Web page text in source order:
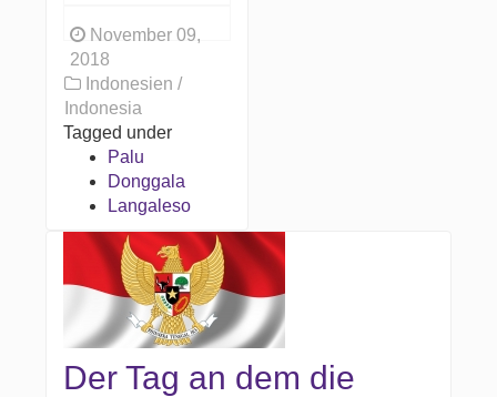
November 09,
2018
Indonesien /
Indonesia
Tagged under
Palu
Donggala
Langaleso
Der Tag an dem die